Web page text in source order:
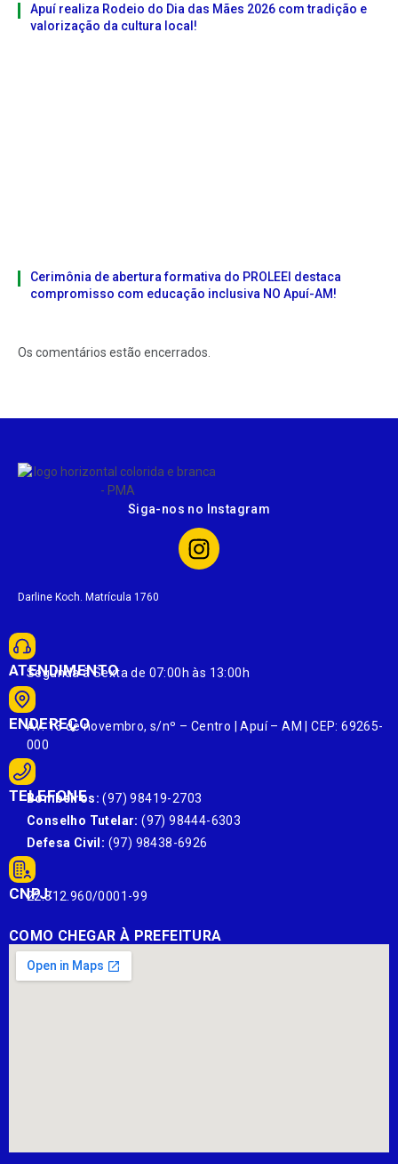
Apuí realiza Rodeio do Dia das Mães 2026 com tradição e
valorização da cultura local!
Cerimônia de abertura formativa do PROLEEI destaca
compromisso com educação inclusiva NO Apuí-AM!
Os comentários estão encerrados.
Siga-nos no Instagram
Darline Koch. Matrícula 1760
ATENDIMENTO
Segunda à Sexta de 07:00h às 13:00h
ENDEREÇO
Av. 13 de novembro, s/nº – Centro | Apuí – AM | CEP: 69265-
000
TELEFONE
Bombeiros: (97) 98419-2703
Conselho Tutelar: (97) 98444-6303
Defesa Civil: (97) 98438-6926
CNPJ:
22.812.960/0001-99
COMO CHEGAR À PREFEITURA